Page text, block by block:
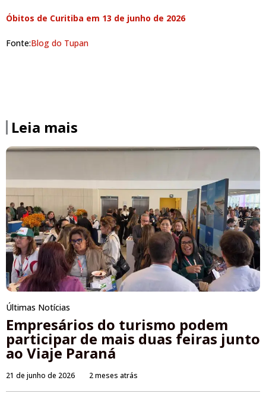
Óbitos de Curitiba em 13 de junho de 2026
Fonte:Blog do Tupan
Leia mais
Últimas Notícias
Empresários do turismo podem
participar de mais duas feiras junto
ao Viaje Paraná
21 de junho de 2026 2 meses atrás